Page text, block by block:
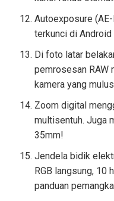
Autoexposure
terkunci di Android
Di foto latar
pemrosesan RAW
kamera yang
Zoom digital
multisentuh. Juga
35mm!
Jendela bidik
RGB langsung, 10
panduan